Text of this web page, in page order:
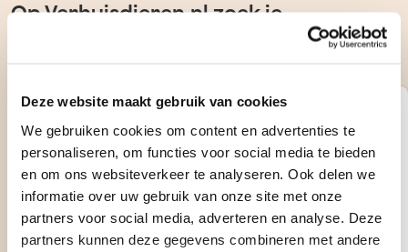
Deze website maakt gebruik van cookies
We gebruiken cookies om content en advertenties te
personaliseren, om functies voor social media te bieden
en om ons websiteverkeer te analyseren. Ook delen we
informatie over uw gebruik van onze site met onze
partners voor social media, adverteren en analyse. Deze
partners kunnen deze gegevens combineren met andere
Op Verhuisdieren.nl zoek je
verantwoord naar jouw ideale hond,
Ontvang notificaties van nieuwe matches
Bekijk contactgegevens van matches